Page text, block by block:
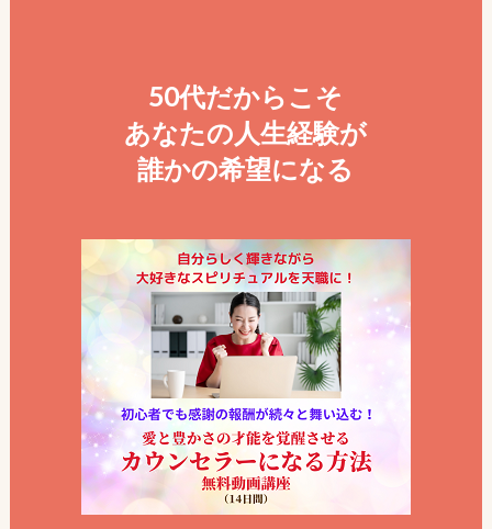
50代だからこそ
あなたの人生経験が
誰かの希望になる